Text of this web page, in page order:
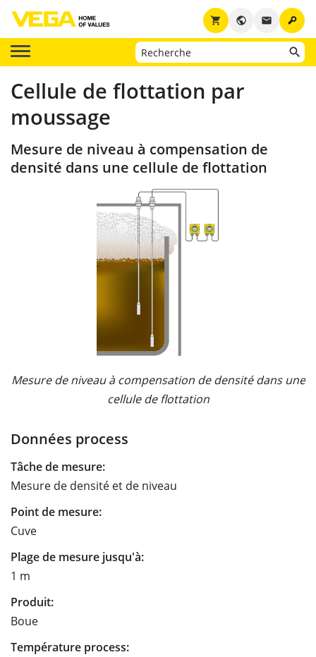
key
email
public
shopping_cart
Cellule de flottation par
moussage
Mesure de niveau à compensation de
densité dans une cellule de flottation
Mesure de niveau à compensation de densité dans une
cellule de flottation
Données process
Tâche de mesure:
Mesure de densité et de niveau
Point de mesure:
Cuve
Plage de mesure jusqu'à:
1 m
Produit:
Boue
Température process: